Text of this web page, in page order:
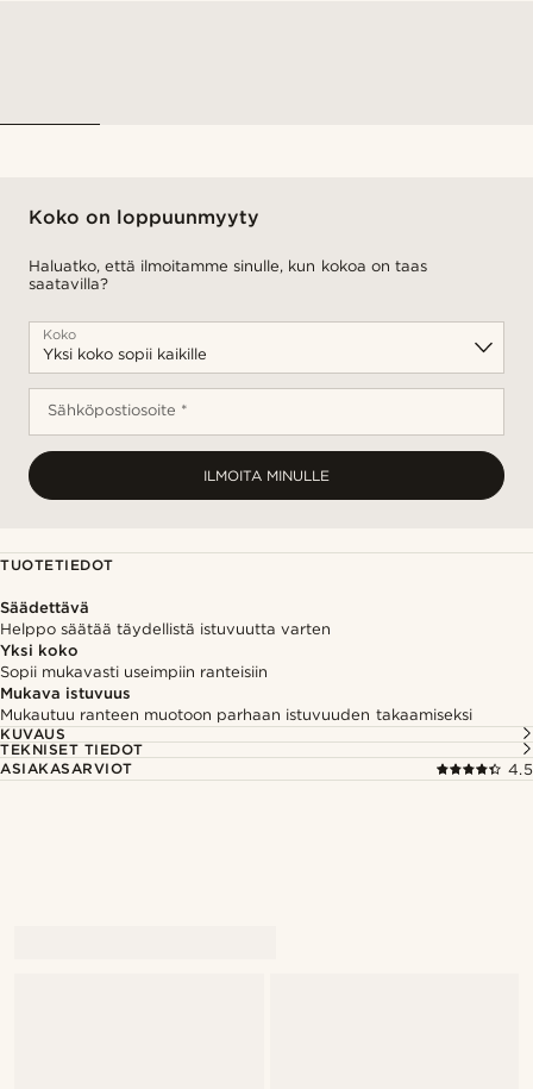
Koko on loppuunmyyty
Haluatko, että ilmoitamme sinulle, kun kokoa on taas
saatavilla?
Koko
Sähköpostiosoite *
ILMOITA MINULLE
TUOTETIEDOT
Säädettävä
Helppo säätää täydellistä istuvuutta varten
Yksi koko
Sopii mukavasti useimpiin ranteisiin
Mukava istuvuus
Mukautuu ranteen muotoon parhaan istuvuuden takaamiseksi
KUVAUS
TEKNISET TIEDOT
ASIAKASARVIOT
4.5